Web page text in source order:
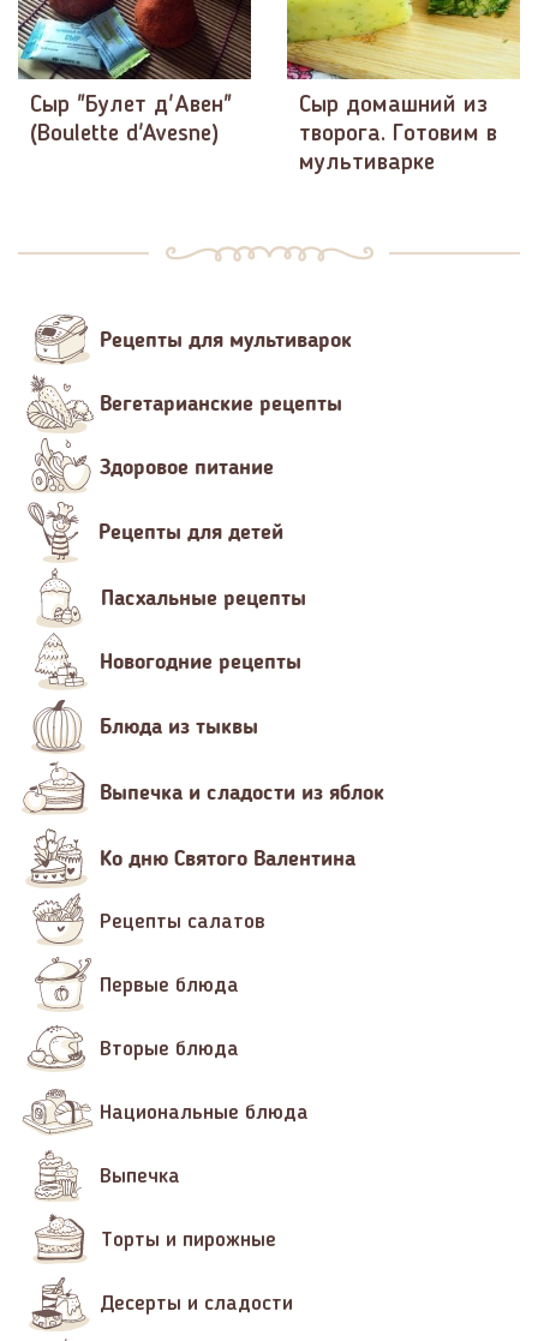
Сыр "Булет д'Авен"
(Boulette d'Avesne)
Сыр домашний из
творога. Готовим в
мультиварке
Рецепты для мультиварок
Вегетарианские рецепты
Здоровое питание
Рецепты для детей
Пасхальные рецепты
Новогодние рецепты
Блюда из тыквы
Выпечка и сладости из яблок
Ко дню Святого Валентина
Рецепты салатов
Первые блюда
Вторые блюда
Национальные блюда
Выпечка
Торты и пирожные
Десерты и сладости